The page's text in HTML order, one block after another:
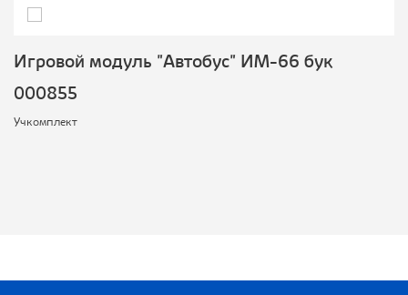
Игровой модуль "Автобус" ИМ-66 бук
000855
Учкомплект